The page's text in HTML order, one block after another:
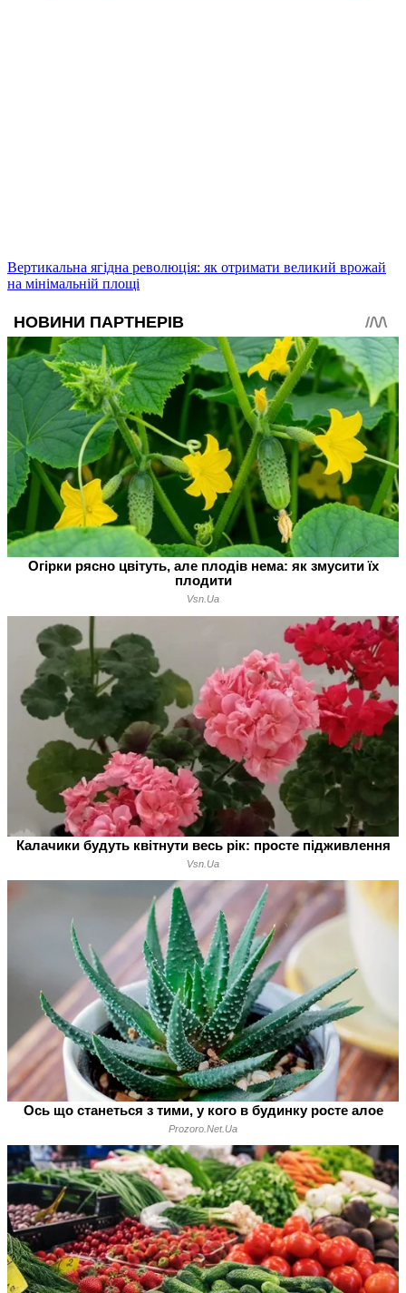
Вертикальна ягідна революція: як отримати великий врожай
на мінімальній площі